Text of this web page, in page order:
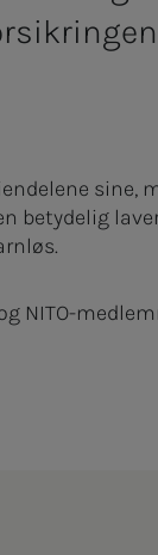
betydelig
NITO-